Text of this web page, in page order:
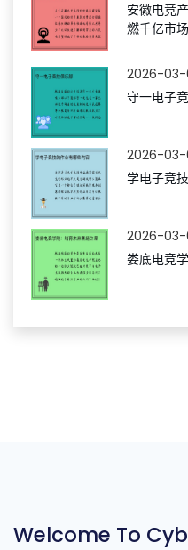
安徽电竞
燃千亿市场
2026-03-
守一电子
2026-03-
学电子竞
2026-03-
娄底电竞
Welcome To